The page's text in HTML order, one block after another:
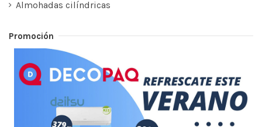
Almohadas cilíndricas
Promoción